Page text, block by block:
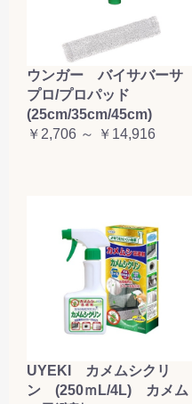
ウンガー バイサバーサ
プロ/プロパッド
(25cm/35cm/45cm)
￥2,706 ～ ￥14,916
UYEKI カメムシクリ
ン (250ｍL/4L) カメム